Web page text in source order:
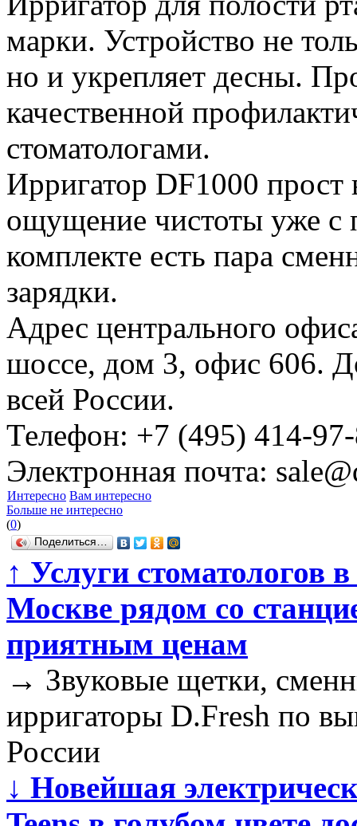
марки. Устройство не
но и укрепляет десны.
качественной
стоматологами.
Ирригатор DF1000 прост
ощущение чистоты уже с
комплекте есть пара
зарядки.
Адрес центрального
шоссе, дом 3, офис 606.
всей России.
Телефон: +7 (495) 414-
Электронная почта:
Интересно Вам интересно
Больше не интересно
(0)
Поделиться…
↑ Услуги стоматологов
Москве рядом со
приятным ценам
→ Звуковые щетки,
ирригаторы D.Fresh по
России
↓ Новейшая